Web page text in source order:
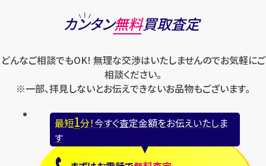
カンタン無料買取査定
どんなご相談でもOK! 無理な交渉はいたしませんのでお気軽にご
相談ください。
※一部、拝見しないとお伝えできないお品物もございます。
最短1分！今すぐ査定金額をお伝えいたしま
す